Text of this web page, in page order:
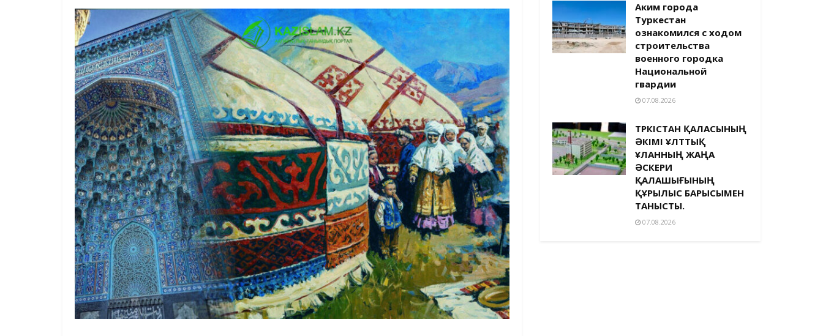
Аким города
Туркестан
ознакомился с ходом
строительства
военного городка
Национальной
гвардии
07.08.2026
ТҮРКІСТАН ҚАЛАСЫНЫҢ
ӘКІМІ ҰЛТТЫҚ
ҰЛАННЫҢ ЖАҢА
ӘСКЕРИ
ҚАЛАШЫҒЫНЫҢ
ҚҰРЫЛЫС БАРЫСЫМЕН
ТАНЫСТЫ.
07.08.2026